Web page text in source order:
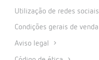
Utilização de redes sociais
Condições gerais de venda
Aviso legal